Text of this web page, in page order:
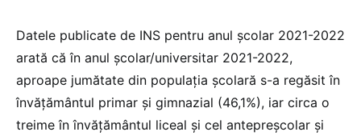
Datele publicate de INS pentru anul școlar 2021-2022
arată că în anul şcolar/universitar 2021-2022,
aproape jumătate din populaţia şcolară s-a regăsit în
învăţământul primar şi gimnazial (46,1%), iar circa o
treime în învăţământul liceal şi cel antepreşcolar şi